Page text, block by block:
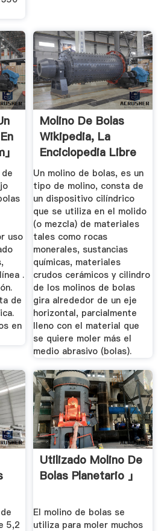
uso
.
de
en
Molino De Bolas
Wikipedia, La
Enciclopedia Libre
Un molino de bolas, es un
tipo de molino, consta de
un dispositivo cilíndrico
que se utiliza en el molido
(o mezcla) de materiales
tales como rocas
monerales, sustancias
químicas, materiales
crudos cerámicos y cilindro
de los molinos de bolas
gira alrededor de un eje
horizontal, parcialmente
lleno con el material que
se quiere moler más el
medio abrasivo (bolas).
5,2
Utilizado Molino De
Bolas Planetario 」
El molino de bolas se
utiliza para moler muchos